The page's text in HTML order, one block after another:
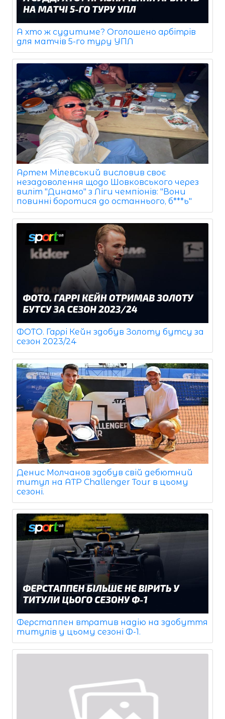
А хто ж судитиме? Оголошено арбітрів
для матчів 5-го туру УПЛ
Артем Мілевський висловив своє
незадоволення щодо Шовковського через
виліт "Динамо" з Ліги чемпіонів: "Вони
повинні боротися до останнього, б***ь"
ФОТО. Гаррі Кейн здобув Золоту бутсу за
сезон 2023/24
Денис Молчанов здобув свій дебютний
титул на ATP Challenger Tour в цьому
сезоні.
Ферстаппен втратив надію на здобуття
титулів у цьому сезоні Ф-1.